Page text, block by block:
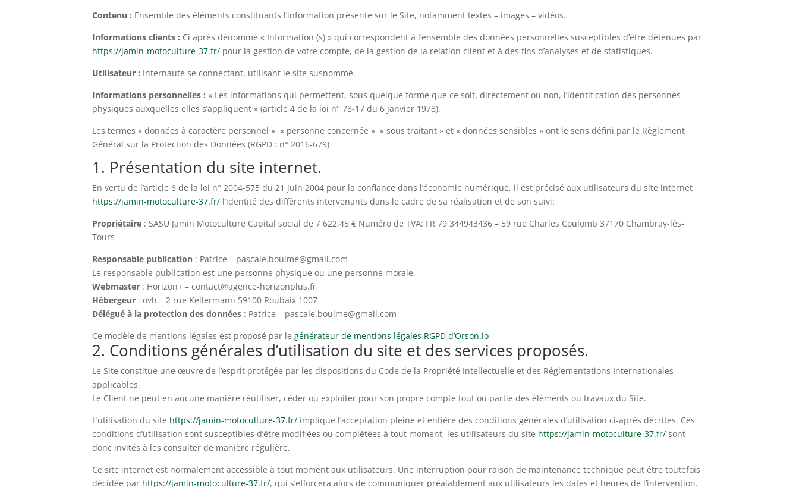
Contenu : Ensemble des éléments constituants l’information présente sur le Site, notamment textes – images – vidéos.
Informations clients : Ci après dénommé « Information (s) » qui correspondent à l’ensemble des données personnelles susceptibles d’être détenues par
https://jamin-motoculture-37.fr/ pour la gestion de votre compte, de la gestion de la relation client et à des fins d’analyses et de statistiques.
Utilisateur : Internaute se connectant, utilisant le site susnommé.
Informations personnelles : « Les informations qui permettent, sous quelque forme que ce soit, directement ou non, l’identification des personnes
physiques auxquelles elles s’appliquent » (article 4 de la loi n° 78-17 du 6 janvier 1978).
Les termes « données à caractère personnel », « personne concernée », « sous traitant » et « données sensibles » ont le sens défini par le Règlement
Général sur la Protection des Données (RGPD : n° 2016-679)
1. Présentation du site internet.
En vertu de l’article 6 de la loi n° 2004-575 du 21 juin 2004 pour la confiance dans l’économie numérique, il est précisé aux utilisateurs du site internet
https://jamin-motoculture-37.fr/ l’identité des différents intervenants dans le cadre de sa réalisation et de son suivi:
Propriétaire : SASU Jamin Motoculture Capital social de 7 622,45 € Numéro de TVA: FR 79 344943436 – 59 rue Charles Coulomb 37170 Chambray-lès-
Tours
Responsable publication : Patrice – pascale.boulme@gmail.com
Le responsable publication est une personne physique ou une personne morale.
Webmaster : Horizon+ – contact@agence-horizonplus.fr
Hébergeur : ovh – 2 rue Kellermann 59100 Roubaix 1007
Délégué à la protection des données : Patrice – pascale.boulme@gmail.com
Ce modèle de mentions légales est proposé par legénérateur de mentions légales RGPD d’Orson.io
2. Conditions générales d’utilisation du site et des services proposés.
Le Site constitue une œuvre de l’esprit protégée par les dispositions du Code de la Propriété Intellectuelle et des Réglementations Internationales
applicables.
Le Client ne peut en aucune manière réutiliser, céder ou exploiter pour son propre compte tout ou partie des éléments ou travaux du Site.
L’utilisation du site https://jamin-motoculture-37.fr/ implique l’acceptation pleine et entière des conditions générales d’utilisation ci-après décrites. Ces
conditions d’utilisation sont susceptibles d’être modifiées ou complétées à tout moment, les utilisateurs du site https://jamin-motoculture-37.fr/ sont
donc invités à les consulter de manière régulière.
Ce site internet est normalement accessible à tout moment aux utilisateurs. Une interruption pour raison de maintenance technique peut être toutefois
décidée par https://jamin-motoculture-37.fr/, qui s’efforcera alors de communiquer préalablement aux utilisateurs les dates et heures de l’intervention.